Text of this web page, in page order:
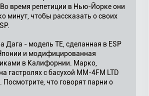
время репетиции в Нью-Йорке они
минут, чтобы рассказать о своих
Дага - модель TE, сделанная в ESP
и модифицированная
в Калифорнии. Марко,
гастролях с басухой MM-4FM LTD
Посмотрите, что говорят парни о